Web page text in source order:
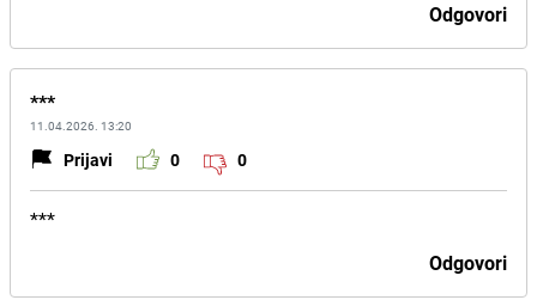
Odgovori
***
11.04.2026. 13:20
Prijavi 0 0
***
Odgovori